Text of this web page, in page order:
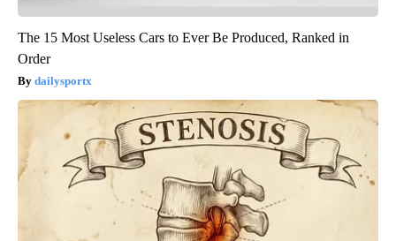
The 15 Most Useless Cars to Ever Be Produced, Ranked in
Order
dailysportx